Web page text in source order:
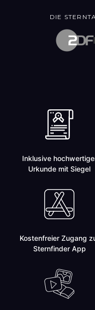
DIE
Inklusive
Urkunde mit Siegel
Kostenfreier Zugang
Sternfinder App